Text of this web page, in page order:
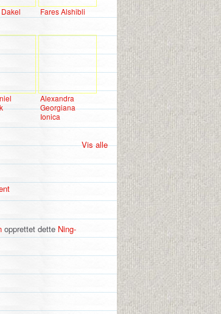
Fares Alshibli
Alexandra
Georgiana
Ionica
Vis alle
opprettet dette Ning-